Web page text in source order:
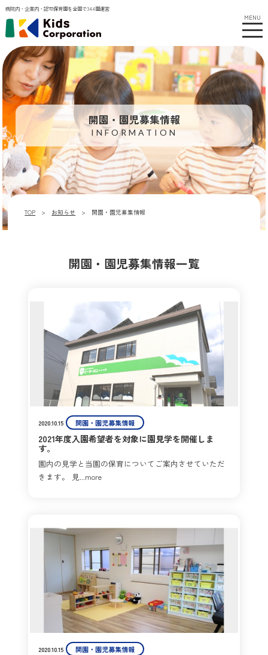
病院内・企業内・認可保育園を全国で344園運営
MENU
開園・園児募集情報
INFORMATION
TOP お知らせ 開園・園児募集情報
開園・園児募集情報一覧
2020.10.15 開園・園児募集情報
2021年度入園希望者を対象に園見学を開催しま
す。
園内の見学と当園の保育についてご案内させていただ
きます。 見...more
2020.10.15 開園・園児募集情報